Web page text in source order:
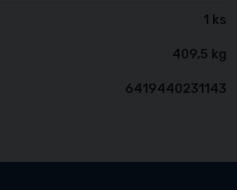
1 ks
409,5 kg
6419440231143